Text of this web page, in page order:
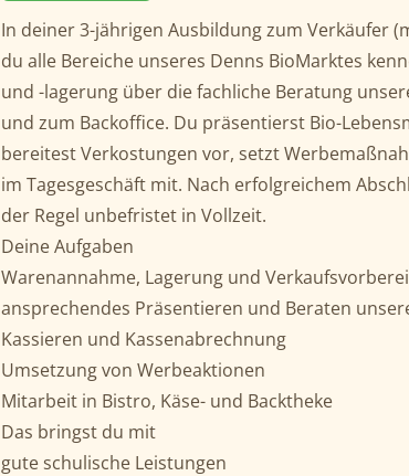
In deiner 3-jährigen Ausbildung zum Verkäufer
du alle Bereiche unseres Denns BioMarktes
und -lagerung über die fachliche Beratung
und zum Backoffice. Du präsentierst Bio-
bereitest Verkostungen vor, setzt
im Tagesgeschäft mit. Nach erfolgreichem
der Regel unbefristet in Vollzeit.
Deine Aufgaben
Warenannahme, Lagerung und
ansprechendes Präsentieren und Beraten
Kassieren und Kassenabrechnung
Umsetzung von Werbeaktionen
Mitarbeit in Bistro, Käse- und Backtheke
Das bringst du mit
gute schulische Leistungen